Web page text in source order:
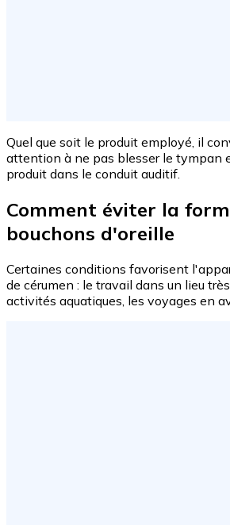
Quel que soit le produit employé, il
attention à ne pas blesser le tympan
produit dans le conduit auditif.
Comment éviter la
bouchons d'oreille
Certaines conditions favorisent
de cérumen : le travail dans un lieu
activités aquatiques, les voyages en